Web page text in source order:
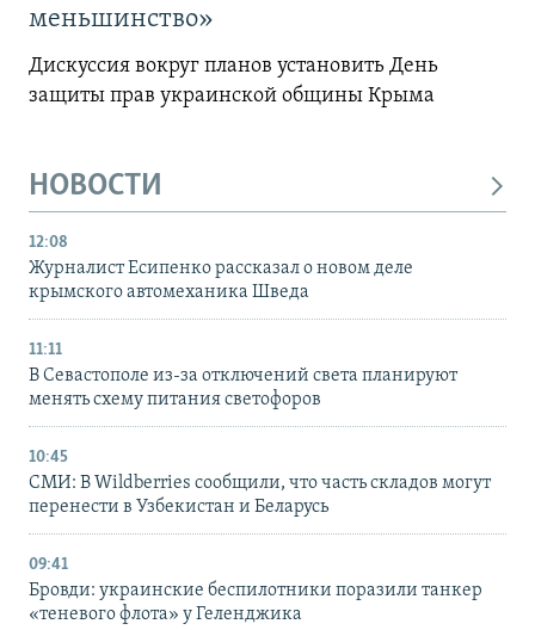
меньшинство»
Дискуссия вокруг планов установить День
защиты прав украинской общины Крыма
НОВОСТИ
12:08
Журналист Есипенко рассказал о новом деле
крымского автомеханика Шведа
11:11
В Севастополе из-за отключений света планируют
менять схему питания светофоров
10:45
СМИ: В Wildberries сообщили, что часть складов могут
перенести в Узбекистан и Беларусь
09:41
Бровди: украинские беспилотники поразили танкер
«теневого флота» у Геленджика